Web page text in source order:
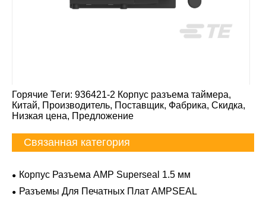
Горячие Теги: 936421-2 Корпус разъема таймера,
Китай, Производитель, Поставщик, Фабрика, Скидка,
Низкая цена, Предложение
Связанная категория
Корпус Разъема AMP Superseal 1.5 мм
Разъемы Для Печатных Плат AMPSEAL